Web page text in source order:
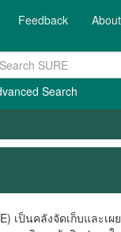
Feedback
Search
ป็นคลังจัดเก็บและเผ